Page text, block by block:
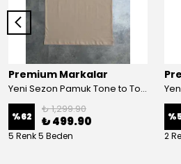
Premium Markalar
Yeni Sezon Pamuk Tone to Tone Logo T-shirt
%62
₺ 1,299.90
₺ 499.90
5 Renk 5 Beden
%
2